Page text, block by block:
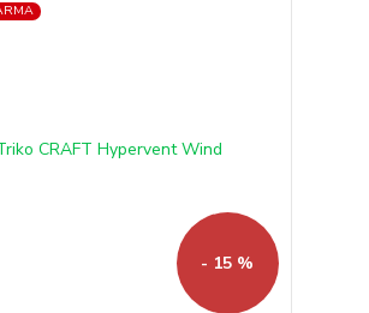
- 15 %